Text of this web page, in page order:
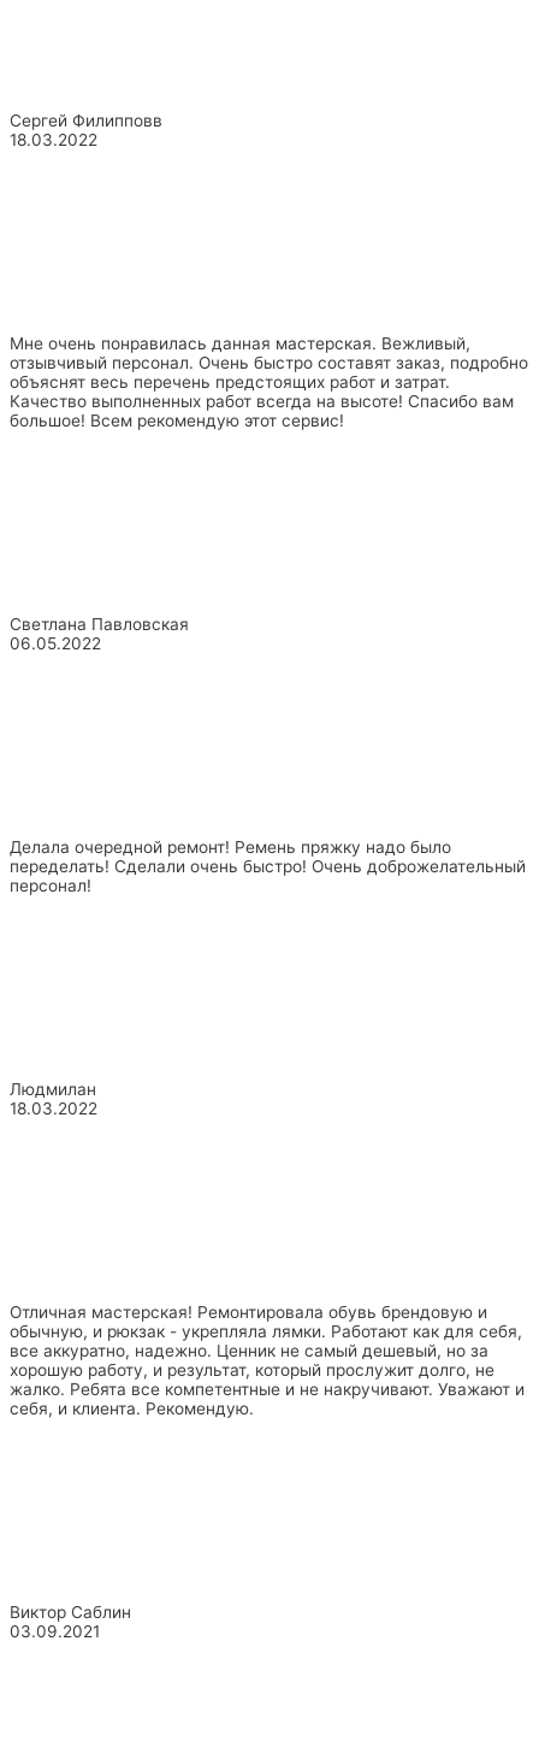
Сергей Филипповв
18.03.2022
Мне очень понравилась данная мастерская. Вежливый,
отзывчивый персонал. Очень быстро составят заказ, подробно
объяснят весь перечень предстоящих работ и затрат.
Качество выполненных работ всегда на высоте! Спасибо вам
большое! Всем рекомендую этот сервис!
Светлана Павловская
06.05.2022
Делала очередной ремонт! Ремень пряжку надо было
переделать! Сделали очень быстро! Очень доброжелательный
персонал!
Людмилан
18.03.2022
Отличная мастерская! Ремонтировала обувь брендовую и
обычную, и рюкзак - укрепляла лямки. Работают как для себя,
все аккуратно, надежно. Ценник не самый дешевый, но за
хорошую работу, и результат, который прослужит долго, не
жалко. Ребята все компетентные и не накручивают. Уважают и
себя, и клиента. Рекомендую.
Виктор Саблин
03.09.2021